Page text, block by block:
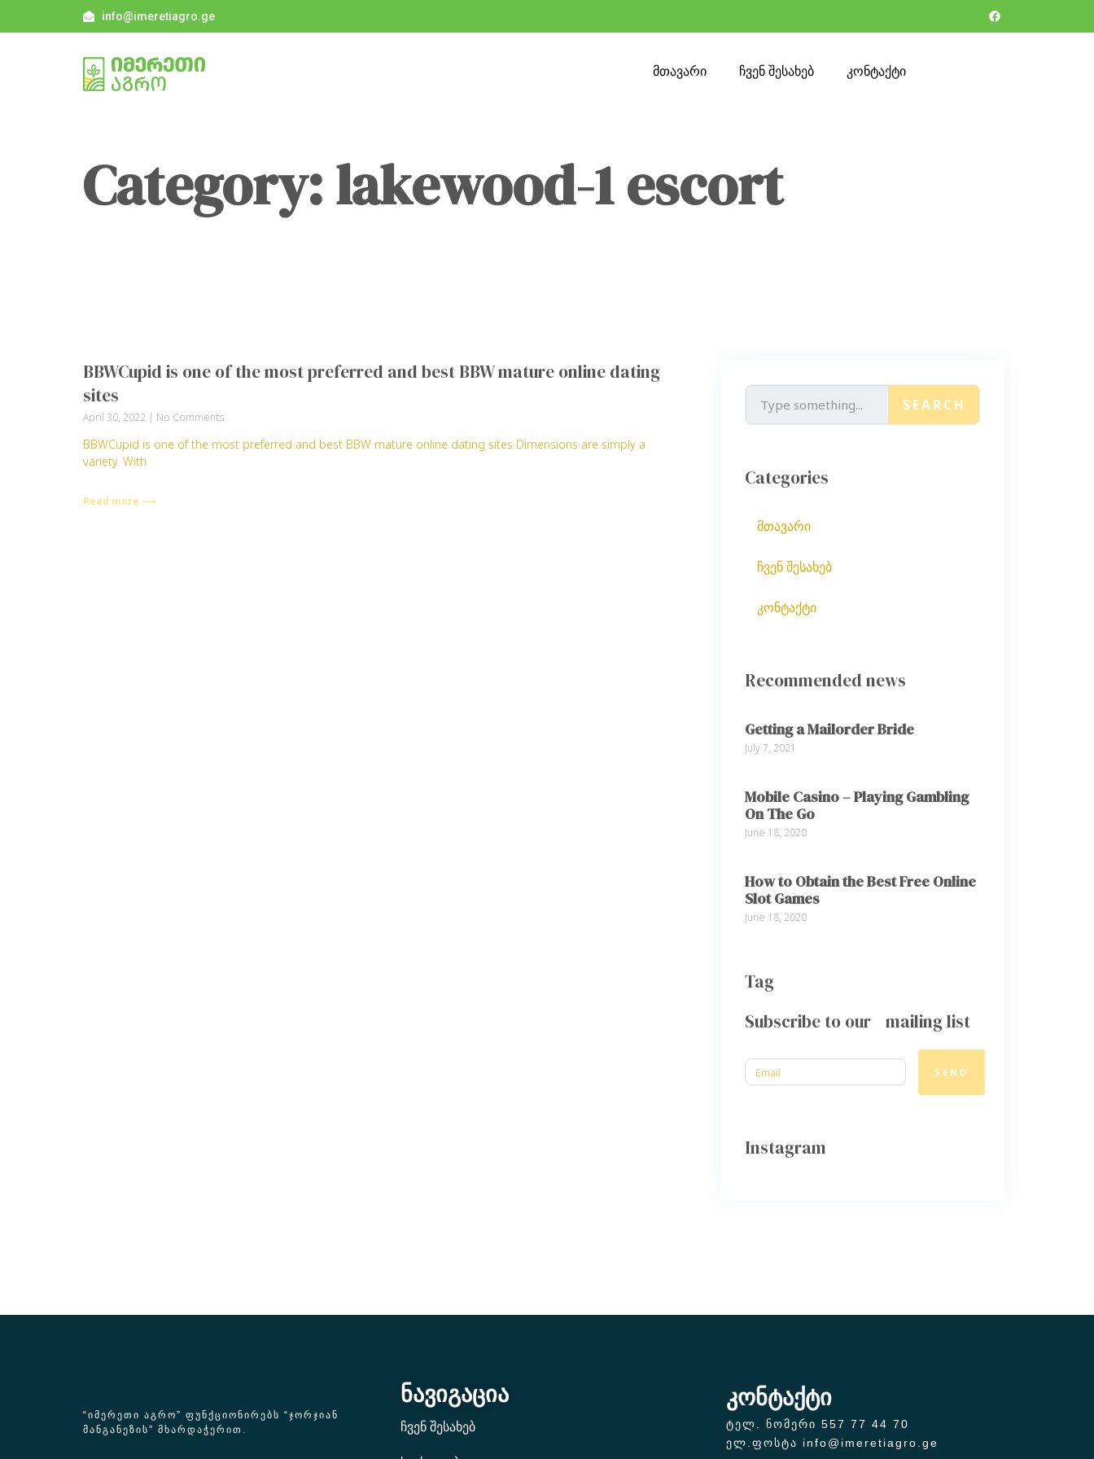
info@imeretiagro.ge
მთავარი ჩვენ შესახებ კონტაქტი
Category: lakewood-1 escort
BBWCupid is one of the most preferred and best BBW mature online dating
sites
April 30, 2022 No Comments
BBWCupid is one of the most preferred and best BBW mature online dating sites Dimensions are simply a
variety. With
Read more ⟶
SEARCH
Categories
მთავარი
ჩვენ შესახებ
კონტაქტი
Recommended news
Getting a Mailorder Bride
July 7, 2021
Mobile Casino – Playing Gambling
On The Go
June 18, 2020
How to Obtain the Best Free Online
Slot Games
June 18, 2020
Tag
Subscribe to our mailing list
SEND
Instagram
“ᲘᲛᲔᲠᲔᲗᲘ ᲐᲒᲠᲝ” ᲤᲣᲜᲥᲪᲘᲝᲜᲘᲠᲔᲑᲡ “ᲯᲝᲠᲯᲘᲐᲜ
ᲛᲐᲜᲒᲐᲜᲔᲖᲘᲡ” ᲛᲮᲐᲠᲓᲐᲭᲔᲠᲘᲗ.
ნავიგაცია
ჩვენ შესახებ
კონტაქტი
ტელ. ნომერი 557 77 44 70
ელ.ფოსტა info@imeretiagro.ge